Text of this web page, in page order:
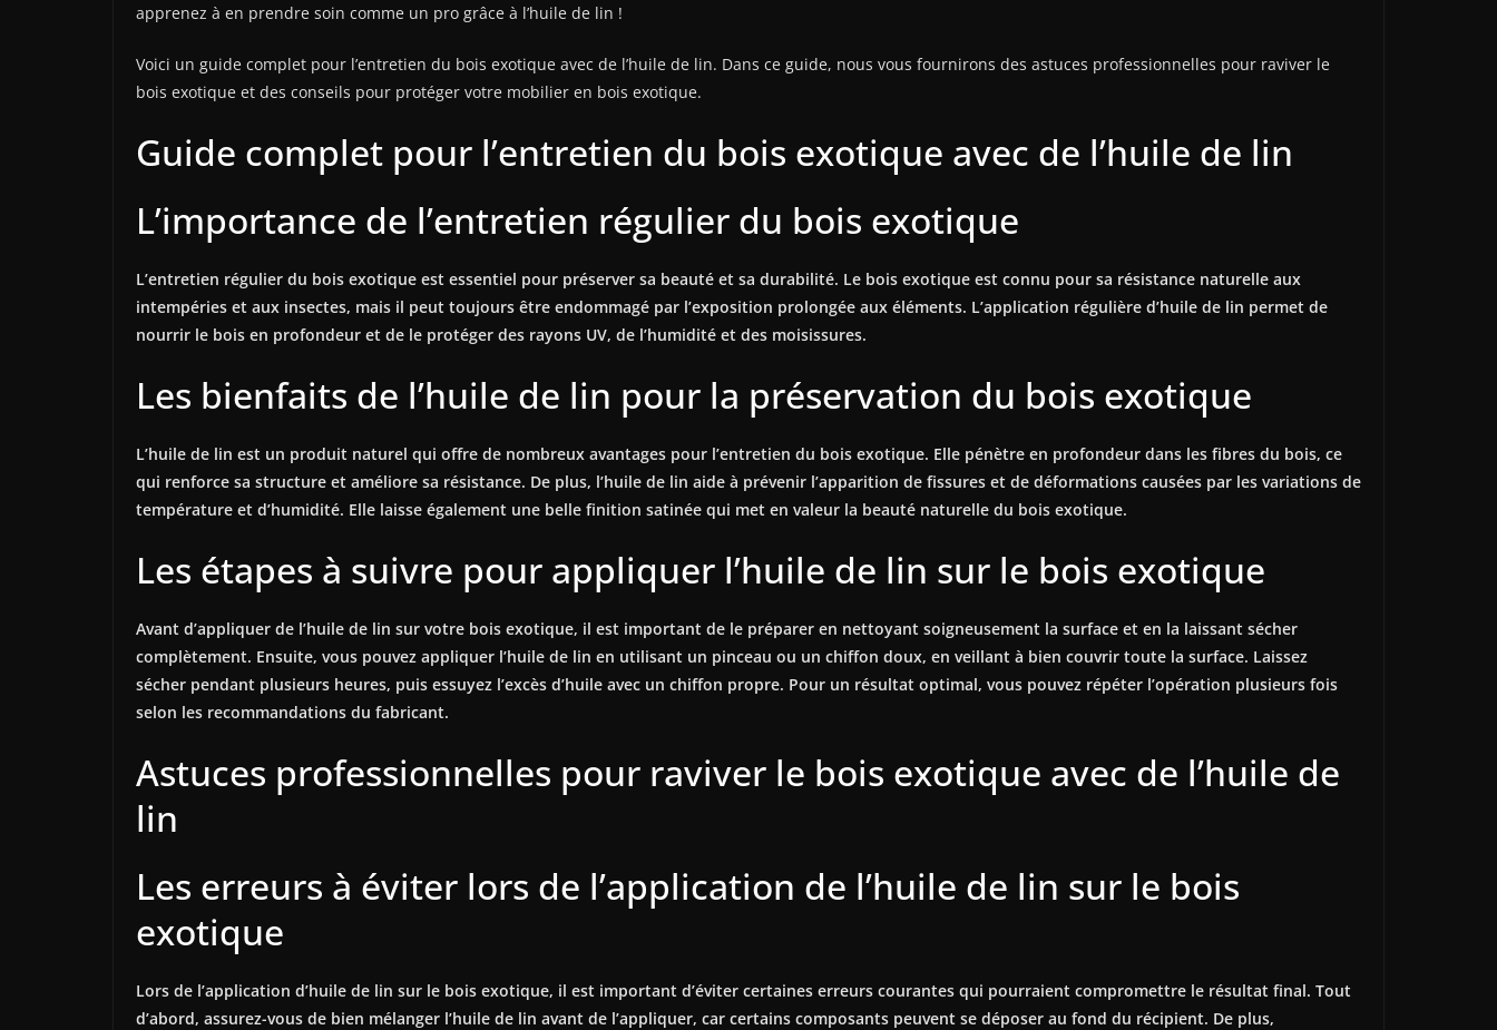
apprenez à en prendre soin comme un pro grâce à l’huile de lin !
Voici un guide complet pour l’entretien du bois exotique avec de l’huile de lin. Dans ce guide, nous vous fournirons des astuces professionnelles pour raviver le
bois exotique et des conseils pour protéger votre mobilier en bois exotique.
Guide complet pour l’entretien du bois exotique avec de l’huile de lin
L’importance de l’entretien régulier du bois exotique
L’entretien régulier du bois exotique est essentiel pour préserver sa beauté et sa durabilité. Le bois exotique est connu pour sa résistance naturelle aux
intempéries et aux insectes, mais il peut toujours être endommagé par l’exposition prolongée aux éléments. L’application régulière d’huile de lin permet de
nourrir le bois en profondeur et de le protéger des rayons UV, de l’humidité et des moisissures.
Les bienfaits de l’huile de lin pour la préservation du bois exotique
L’huile de lin est un produit naturel qui offre de nombreux avantages pour l’entretien du bois exotique. Elle pénètre en profondeur dans les fibres du bois, ce
qui renforce sa structure et améliore sa résistance. De plus, l’huile de lin aide à prévenir l’apparition de fissures et de déformations causées par les variations de
température et d’humidité. Elle laisse également une belle finition satinée qui met en valeur la beauté naturelle du bois exotique.
Les étapes à suivre pour appliquer l’huile de lin sur le bois exotique
Avant d’appliquer de l’huile de lin sur votre bois exotique, il est important de le préparer en nettoyant soigneusement la surface et en la laissant sécher
complètement. Ensuite, vous pouvez appliquer l’huile de lin en utilisant un pinceau ou un chiffon doux, en veillant à bien couvrir toute la surface. Laissez
sécher pendant plusieurs heures, puis essuyez l’excès d’huile avec un chiffon propre. Pour un résultat optimal, vous pouvez répéter l’opération plusieurs fois
selon les recommandations du fabricant.
Astuces professionnelles pour raviver le bois exotique avec de l’huile de
lin
Les erreurs à éviter lors de l’application de l’huile de lin sur le bois
exotique
Lors de l’application d’huile de lin sur le bois exotique, il est important d’éviter certaines erreurs courantes qui pourraient compromettre le résultat final. Tout
d’abord, assurez-vous de bien mélanger l’huile de lin avant de l’appliquer, car certains composants peuvent se déposer au fond du récipient. De plus,